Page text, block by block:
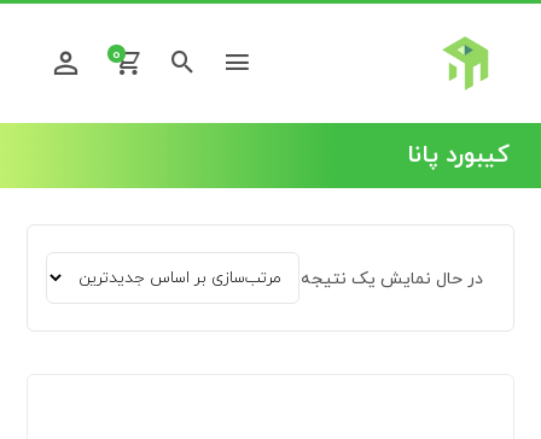
0
کیبورد پانا
در حال نمایش یک نتیجه